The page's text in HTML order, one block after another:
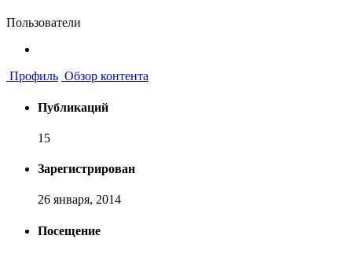
Пользователи
Профиль Обзор контента
Публикаций
15
Зарегистрирован
26 января, 2014
Посещение